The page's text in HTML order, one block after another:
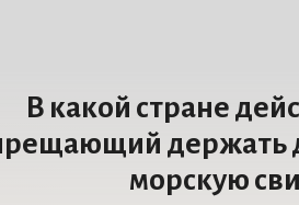
В какой стране
держать
морскую